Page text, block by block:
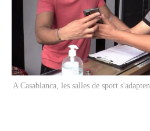
A Casablanca, les salles de sport